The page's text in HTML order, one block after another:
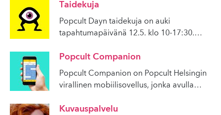
Taidekuja
Popcult Dayn taidekuja on auki
tapahtumapäivänä 12.5. klo 10-17:30.…
Popcult Companion
Popcult Companion on Popcult Helsingin
virallinen mobiilisovellus, jonka avulla…
Kuvauspalvelu